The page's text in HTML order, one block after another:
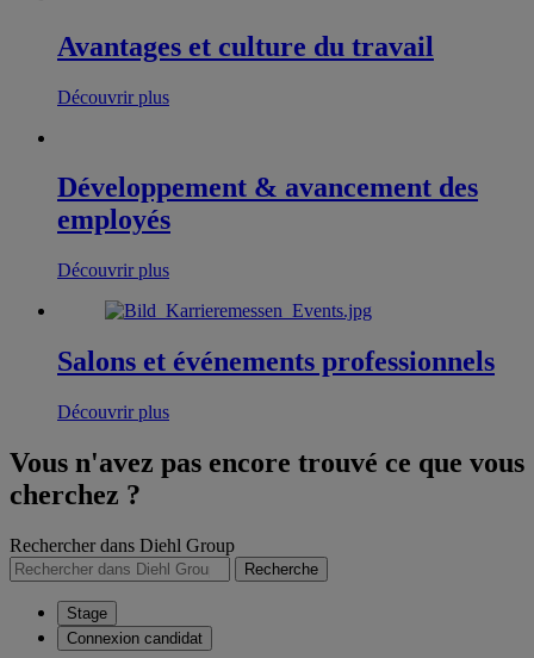
Avantages et culture du travail
Découvrir plus
Développement & avancement des
employés
Découvrir plus
Salons et événements professionnels
Découvrir plus
Vous n'avez pas encore trouvé ce que vous
cherchez ?
Rechercher dans Diehl Group
Recherche
Stage
Connexion candidat